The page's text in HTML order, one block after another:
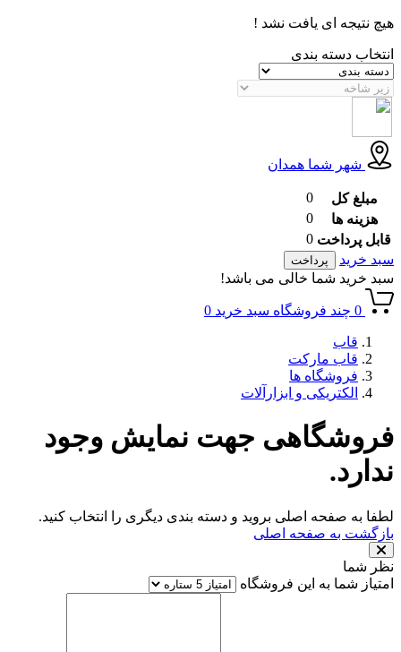
هیچ نتیجه ای یافت نشد !
انتخاب دسته بندی
شهر شما همدان
مبلغ کل
0
هزینه ها
0
قابل پرداخت 0
سبد خرید
پرداخت
سبد خرید شما خالی می باشد!
0 چند فروشگاه سبد خرید 0
قاب
قاب مارکت
فروشگاه ها
الکتریکی و ابزارآلات
فروشگاهی جهت نمایش وجود
ندارد.
لطفا به صفحه اصلی بروید و دسته بندی دیگری را انتخاب کنید.
بازگشت به صفحه اصلی
نظر شما
امتیاز شما به این فروشگاه